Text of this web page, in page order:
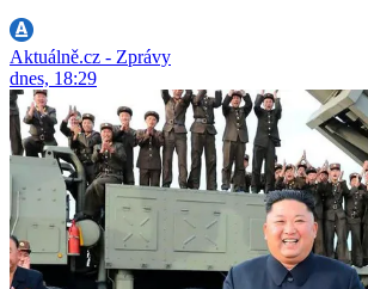
Aktuálně.cz - Zprávy
dnes, 18:29